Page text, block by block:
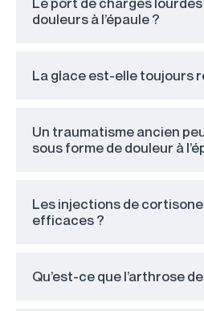
douleurs à l’épaule ?
La glace est-elle toujours
Un traumatisme ancien
sous forme de douleur à
Les injections de
efficaces ?
Qu’est-ce que l’arthrose de